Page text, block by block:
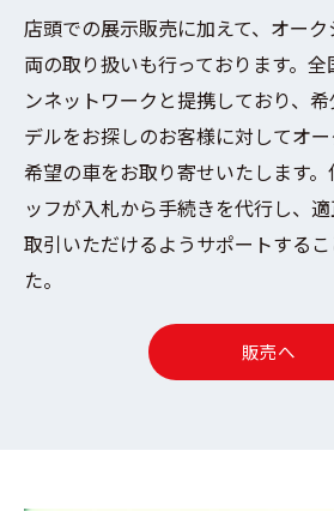
店頭での展示販売に加えて、オー
両の取り扱いも行っております。全
ンネットワークと提携しており、
デルをお探しのお客様に対してオ
希望の車をお取り寄せいたします
ッフが入札から手続きを代行し、
取引いただけるようサポートする
た。
販売へ